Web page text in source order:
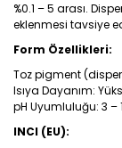
%0.1 – 5 arası.
eklenmesi tavsiye
Form Özellikleri:
Toz pigment
Isıya Dayanım:
pH Uyumluluğu: 3 –
INCI (EU):